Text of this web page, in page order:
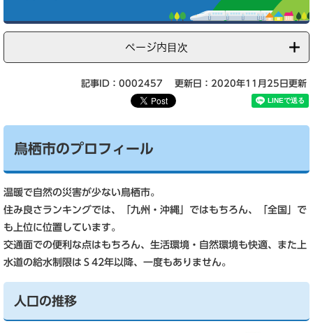
ページ内目次
記事ID：0002457 更新日：2020年11月25日更新
鳥栖市のプロフィール
温暖で自然の災害が少ない鳥栖市。
住み良さランキングでは、「九州・沖縄」ではもちろん、「全国」で
も上位に位置しています。
交通面での便利な点はもちろん、生活環境・自然環境も快適、また上
水道の給水制限はＳ42年以降、一度もありません。
人口の推移